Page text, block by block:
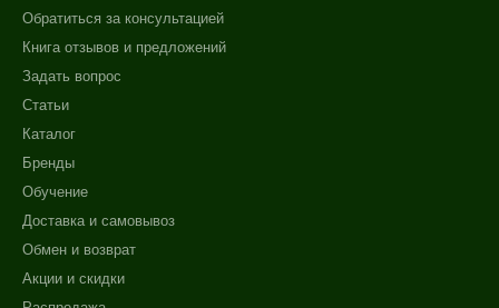
Обратиться за консультацией
Книга отзывов и предложений
Задать вопрос
Статьи
Каталог
Бренды
Обучение
Доставка и самовывоз
Обмен и возврат
Акции и скидки